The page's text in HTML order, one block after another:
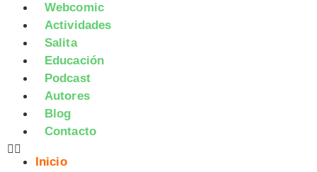
Webcomic
Actividades
Salita
Educación
Podcast
Autores
Blog
Contacto
Inicio